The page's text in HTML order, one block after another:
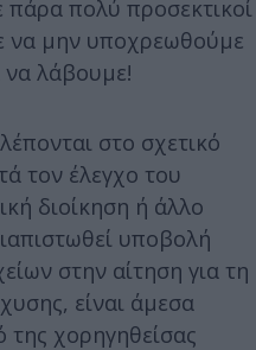
πολύ προσεκτικοί
να μην υποχρεωθούμε
λάβουμε!
στο σχετικό
τον έλεγχο του
διοίκηση ή άλλο
υποβολή
στην αίτηση για τη
είναι άμεσα
της χορηγηθείσας